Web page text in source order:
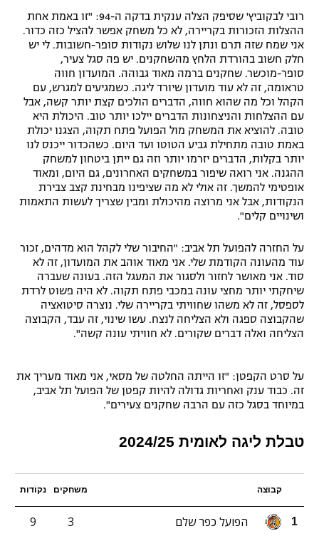
רובי לבקוביץ' שסיפק הצלה ענקית בדקה ה-94: "זו באמת אחת
ההצלות הזכורות בקריירה, לא כל משחק אפשר להציל כזה כדור.
אני שמח שזה תרם ונתן לנו שלוש נקודות סופר-חשובות. לי יש
חלק חשוב בהורדת הלחץ מהשחקנים. יש פה סגל צעיר,
סופר-מוכשר. שחקנים ברמה מאוד גבוהה. המועדון חווה
טראומה, זה לא עוד מועדון שיורד ליגה. כשמגיעים למגרש, עם
הקהל וכל מה שהוא חווה, הדברים הולכים קצת יותר קשה, אבל
עם ההצלחות והניצחונות הדברים יילכו יותר טוב. היכולת היא
טובה. להוציא את המשחק מול הפועל פתח תקוה, הצגנו יכולת
באמת טובה מתחילת גביע הטוטו ועד היום. כשהכדור ייכנס לנו
יותר בקלות, הדברים יזרמו יותר וזה גם ייתן ביטחון למשחק
ההגנה. אני רואה שיפור במשחקים האחרונים, גם היום, ומאוד
אופטימי להמשך. זה אולי לא מה שציפינו מבחינת קצב צבירת
הנקודות, אבל אני מרוצה מהיכולת ומבין שצריך לעשות התאמות
ושינויים קלים".
על החזרה להפועל תל אביב: "החיבור שלי לקהל הוא מדהים, זכור
עוד מהעונה הקודמת שלי. אני מאוד אוהב את המועדון, זה לא
סוד. אני מאושר לחזור ולסגור את המעגל הזה. בעונה שעברה
שיחקתי יותר מחצי עונה במכבי פתח תקוה. לא היה פשוט לרדת
לספסל, זה לא משהו שחוויתי בקריירה שלי. נוצרה סיטואציה
שהקבוצה ספגה ולא הצליחה לנצח. עשו שינוי, זה עבד, הקבוצה
הצליחה ואלה דברים שקורים. לא חוויתי עונה קשה".
על סרט הקפטן: "זו הייתה החלטה של מסאי, אני מאוד מעריך את
זה. כבוד ענק ואחריות גדולה להיות קפטן של הפועל תל אביב,
במיוחד בסגל כזה עם הרבה שחקנים צעירים".
טבלת ליגה לאומית 2024/25
קבוצה משחקים נקודות
1 הפועל כפר שלם 3
9